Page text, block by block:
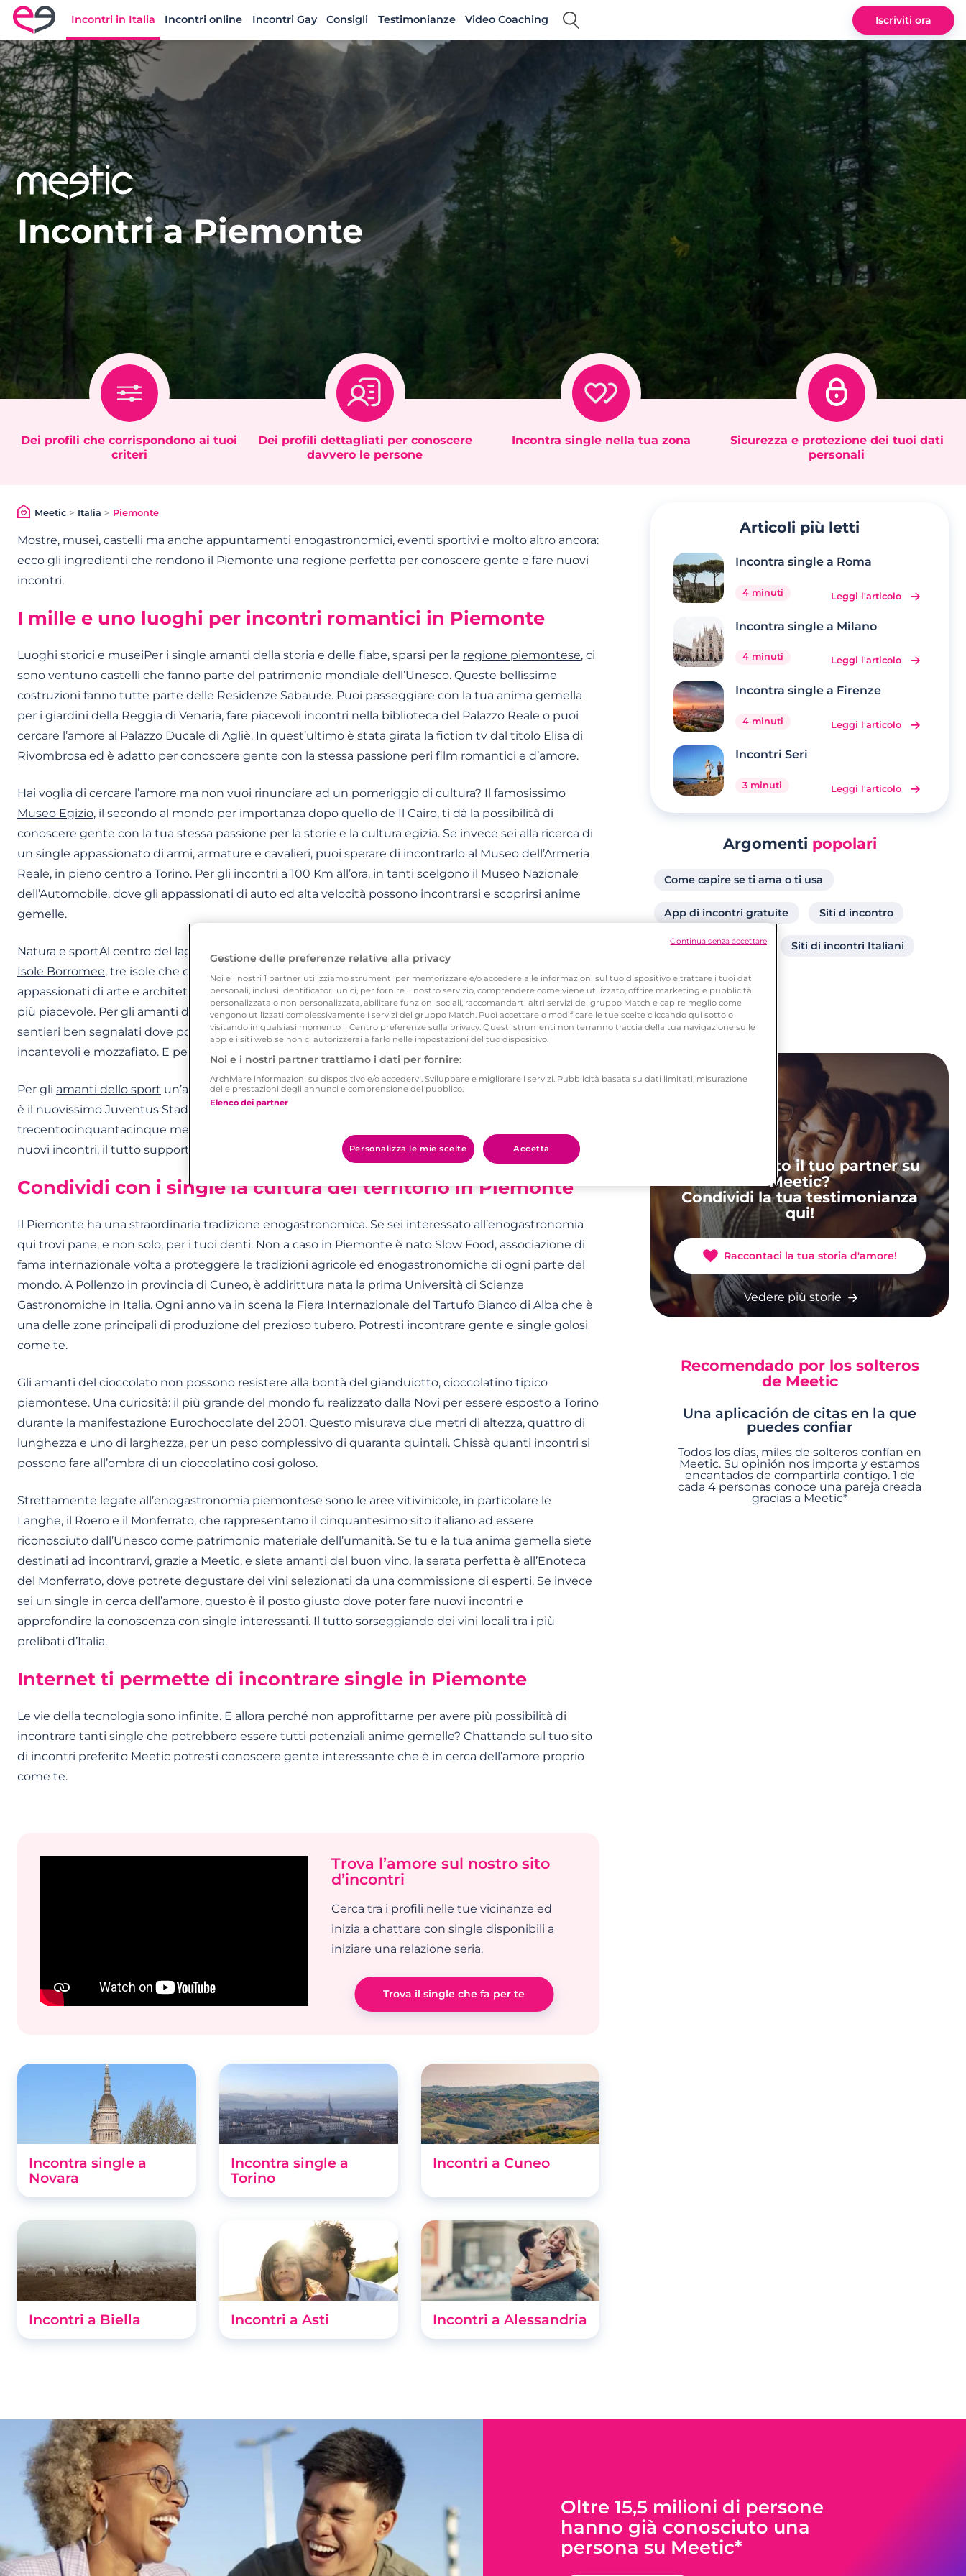
Meetic Italia
Incontri in Italia Incontri online Incontri Gay Consigli Testimonianze Video Coaching Iscriviti ora
Incontri a Piemonte
Dei profili che corrispondono ai tuoi
criteri
Dei profili dettagliati per conoscere
davvero le persone
Incontra single nella tua zona
Sicurezza e protezione dei tuoi dati
personali
Meetic> Italia > Piemonte
Mostre, musei, castelli ma anche appuntamenti enogastronomici, eventi sportivi e molto altro ancora:
ecco gli ingredienti che rendono il Piemonte una regione perfetta per conoscere gente e fare nuovi
incontri.
I mille e uno luoghi per incontri romantici in Piemonte
Luoghi storici e museiPer i single amanti della storia e delle fiabe, sparsi per la regione piemontese, ci
sono ventuno castelli che fanno parte del patrimonio mondiale dell’Unesco. Queste bellissime
costruzioni fanno tutte parte delle Residenze Sabaude. Puoi passeggiare con la tua anima gemella
per i giardini della Reggia di Venaria, fare piacevoli incontri nella biblioteca del Palazzo Reale o puoi
cercare l’amore al Palazzo Ducale di Agliè. In quest’ultimo è stata girata la fiction tv dal titolo Elisa di
Rivombrosa ed è adatto per conoscere gente con la stessa passione peri film romantici e d’amore.
Hai voglia di cercare l’amore ma non vuoi rinunciare ad un pomeriggio di cultura? Il famosissimo
Museo Egizio, il secondo al mondo per importanza dopo quello de Il Cairo, ti dà la possibilità di
conoscere gente con la tua stessa passione per la storie e la cultura egizia. Se invece sei alla ricerca di
un single appassionato di armi, armature e cavalieri, puoi sperare di incontrarlo al Museo dell’Armeria
Reale, in pieno centro a Torino. Per gli incontri a 100 Km all’ora, in tanti scelgono il Museo Nazionale
dell’Automobile, dove gli appassionati di auto ed alta velocità possono incontrarsi e scoprirsi anime
gemelle.
Natura e sportAl centro del lago Maggiore, in provincia di Verbano-Cusio-Ossola, c’è l’arcipelago delle
Isole Borromee, tre isole che offrono scenari incomparabili sia agli amanti della natura che agli
appassionati di arte e architettura. Con quei panorami è più facile cercare l’amore e di certo è molto
più piacevole. Per gli amanti della montagna, in provincia di Vercelli, i pendii del Monte Rosa offrono
sentieri ben segnalati dove potrai scoprire una natura incontaminata, affacciata su paesaggi
incantevoli e mozzafiato. E perché no, potresti incontrare l’anima gemella ad altissima quota.
Per gli amanti dello sport un’altra attrazione che rende il Piemonte meta ideale per conoscere gente
è il nuovissimo Juventus Stadium, il primo al mondo ad essere ecocompatibile. Con i suoi
trecentocinquantacinque metri quadri e più di quarantamila posti a sedere, non avrai difficoltà a fare
nuovi incontri, il tutto supportando la tua squadra del cuore.
Condividi con i single la cultura del territorio in Piemonte
Il Piemonte ha una straordinaria tradizione enogastronomica. Se sei interessato all’enogastronomia
qui trovi pane, e non solo, per i tuoi denti. Non a caso in Piemonte è nato Slow Food, associazione di
fama internazionale volta a proteggere le tradizioni agricole ed enogastronomiche di ogni parte del
mondo. A Pollenzo in provincia di Cuneo, è addirittura nata la prima Università di Scienze
Gastronomiche in Italia. Ogni anno va in scena la Fiera Internazionale del Tartufo Bianco di Alba che è
una delle zone principali di produzione del prezioso tubero. Potresti incontrare gente e single golosi
come te.
Gli amanti del cioccolato non possono resistere alla bontà del gianduiotto, cioccolatino tipico
piemontese. Una curiosità: il più grande del mondo fu realizzato dalla Novi per essere esposto a Torino
durante la manifestazione Eurochocolate del 2001. Questo misurava due metri di altezza, quattro di
lunghezza e uno di larghezza, per un peso complessivo di quaranta quintali. Chissà quanti incontri si
possono fare all’ombra di un cioccolatino cosi goloso.
Strettamente legate all’enogastronomia piemontese sono le aree vitivinicole, in particolare le
Langhe, il Roero e il Monferrato, che rappresentano il cinquantesimo sito italiano ad essere
riconosciuto dall’Unesco come patrimonio materiale dell’umanità. Se tu e la tua anima gemella siete
destinati ad incontrarvi, grazie a Meetic, e siete amanti del buon vino, la serata perfetta è all’Enoteca
del Monferrato, dove potrete degustare dei vini selezionati da una commissione di esperti. Se invece
sei un single in cerca dell’amore, questo è il posto giusto dove poter fare nuovi incontri e
approfondire la conoscenza con single interessanti. Il tutto sorseggiando dei vini locali tra i più
prelibati d’Italia.
Internet ti permette di incontrare single in Piemonte
Le vie della tecnologia sono infinite. E allora perché non approfittarne per avere più possibilità di
incontrare tanti single che potrebbero essere tutti potenziali anime gemelle? Chattando sul tuo sito
di incontri preferito Meetic potresti conoscere gente interessante che è in cerca dell’amore proprio
come te.
Trova l’amore sul nostro sito
d’incontri
Cerca tra i profili nelle tue vicinanze ed
inizia a chattare con single disponibili a
iniziare una relazione seria.
Trova il single che fa per te
Incontra single a
Novara
Incontra single a
Torino
Incontri a Cuneo
Incontri a Biella Incontri a Asti Incontri a Alessandria
Articoli più letti
Incontra single a Roma
4 minuti Leggi l'articolo
Incontra single a Milano
4 minuti Leggi l'articolo
Incontra single a Firenze
4 minuti Leggi l'articolo
Incontri Seri
3 minuti Leggi l'articolo
Argomenti popolari
Come capire se ti ama o ti usa
App di incontri gratuite Siti d incontro
Siti incontri online Siti di incontri Italiani
Speed date Roma
Hai incontrato il tuo partner su
Meetic?
Condividi la tua testimonianza
qui!
Raccontaci la tua storia d'amore!
Vedere più storie
Recomendado por los solteros
de Meetic
Una aplicación de citas en la que
puedes confiar
Todos los días, miles de solteros confían en
Meetic. Su opinión nos importa y estamos
encantados de compartirla contigo. 1 de
cada 4 personas conoce una pareja creada
gracias a Meetic*
Oltre 15,5 milioni di persone
hanno già conosciuto una
persona su Meetic*
Gestione delle preferenze relative alla privacy
Noi e i nostri 1 partner utilizziamo strumenti per memorizzare e/o accedere alle informazioni sul tuo dispositivo e trattare i tuoi dati
personali, inclusi identificatori unici, per fornire il nostro servizio, comprendere come viene utilizzato, offrire marketing e pubblicità
personalizzata o non personalizzata, abilitare funzioni sociali, raccomandarti altri servizi del gruppo Match e capire meglio come
vengono utilizzati complessivamente i servizi del gruppo Match. Puoi accettare o modificare le tue scelte cliccando qui sotto o
visitando in qualsiasi momento il Centro preferenze sulla privacy. Questi strumenti non terranno traccia della tua navigazione sulle
app e i siti web se non ci autorizzerai a farlo nelle impostazioni del tuo dispositivo.
Noi e i nostri partner trattiamo i dati per fornire:
Archiviare informazioni su dispositivo e/o accedervi. Sviluppare e migliorare i servizi. Pubblicità basata su dati limitati, misurazione
delle prestazioni degli annunci e comprensione del pubblico.
Elenco dei partner
Personalizza le mie scelte Accetta
Continua senza accettare